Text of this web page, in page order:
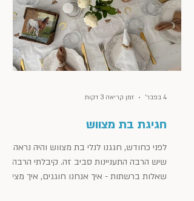
חגיגת בת מצווש
לפני כחודש, חגגנו לנלי בת מצווש והיה נראה
שיש הרבה התעניינות סביב זה. קיבלתי הרבה
שאלות ברשתות - איך אנחנו חוגגים, איך מציינים
4 בפבר׳ זמן קריאה 3 דקות